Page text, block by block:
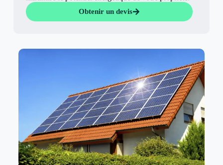
Obtenir un devis